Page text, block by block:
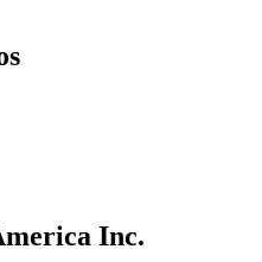
Inc.